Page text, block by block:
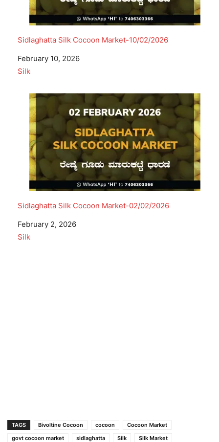
Sidlaghatta Silk Cocoon Market-10/02/2026
Date
February 10, 2026
In relation to
Silk
Sidlaghatta Silk Cocoon Market-02/02/2026
Date
February 2, 2026
In relation to
Silk
TAGS Bivoltine Cocoon cocoon
Cocoon Market
govt cocoon market
sidlaghatta Silk Silk Market